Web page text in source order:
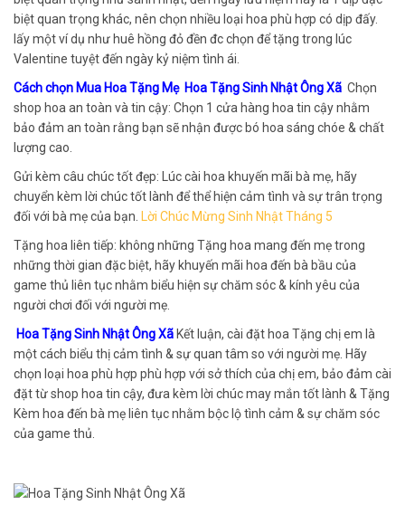
biệt quan trọng khác, nên chọn nhiều loại hoa phù hợp có dịp đấy.
lấy một ví dụ như huê hồng đỏ đền đc chọn để tặng trong lúc
Valentine tuyệt đến ngày kỷ niệm tình ái.
Cách chọn Mua Hoa Tặng Mẹ Hoa Tặng Sinh Nhật Ông Xã Chọn
shop hoa an toàn và tin cậy: Chọn 1 cửa hàng hoa tin cậy nhằm
bảo đảm an toàn rằng bạn sẽ nhận được bó hoa sáng chóe & chất
lượng cao.
Gửi kèm câu chúc tốt đẹp: Lúc cài hoa khuyến mãi bà mẹ, hãy
chuyển kèm lời chúc tốt lành để thể hiện cảm tình và sự trân trọng
đối với bà mẹ của bạn. Lời Chúc Mừng Sinh Nhật Tháng 5
Tặng hoa liên tiếp: không những Tặng hoa mang đến mẹ trong
những thời gian đặc biệt, hãy khuyến mãi hoa đến bà bầu của
game thủ liên tục nhằm biểu hiện sự chăm sóc & kính yêu của
người chơi đối với người mẹ.
Hoa Tặng Sinh Nhật Ông Xã Kết luận, cài đặt hoa Tặng chị em là
một cách biểu thị cảm tình & sự quan tâm so với người mẹ. Hãy
chọn loại hoa phù hợp phù hợp với sở thích của chị em, bảo đảm cài
đặt từ shop hoa tin cậy, đưa kèm lời chúc may mắn tốt lành & Tặng
Kèm hoa đến bà mẹ liên tục nhằm bộc lộ tình cảm & sự chăm sóc
của game thủ.